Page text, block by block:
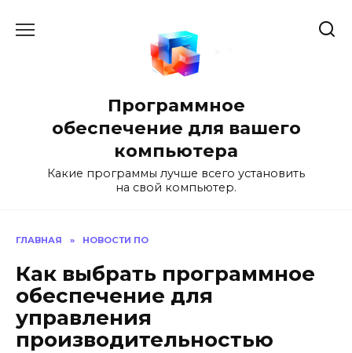
Программное
обеспечение для вашего
компьютера
Какие программы лучше всего установить
на свой компьютер.
ГЛАВНАЯ » НОВОСТИ ПО
Как выбрать программное
обеспечение для
управления
производительностью